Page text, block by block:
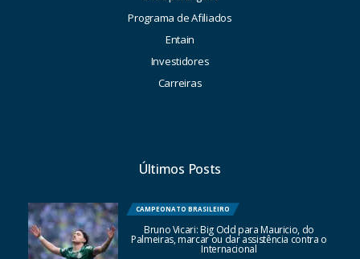
Programa de Afiliados
Entain
Investidores
Carreiras
Últimos Posts
CAMPEONATO BRASILEIRO
Bruno Vicari: Big Odd para Mauricio, do
Palmeiras, marcar ou dar assistência contra o
Internacional